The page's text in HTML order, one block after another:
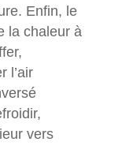
Enfin, le
la chaleur à
l’air
vers